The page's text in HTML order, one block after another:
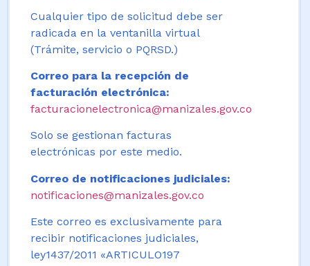
Cualquier tipo de solicitud debe ser
radicada en la ventanilla virtual
(Trámite, servicio o PQRSD.)
Correo para la recepción de
facturación electrónica:
facturacionelectronica@manizales.gov.co
Solo se gestionan facturas
electrónicas por este medio.
Correo de notificaciones judiciales:
notificaciones@manizales.gov.co
Este correo es exclusivamente para
recibir notificaciones judiciales,
ley1437/2011 «ARTICULO197